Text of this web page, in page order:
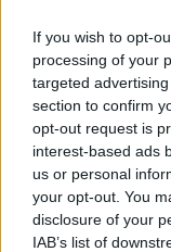
If you wish to opt-
processing of your
targeted
section to confirm
opt-out request is
interest-based ads
us or personal
your opt-out. You
disclosure of your
IAB’s list of
AUTEUR
Staff